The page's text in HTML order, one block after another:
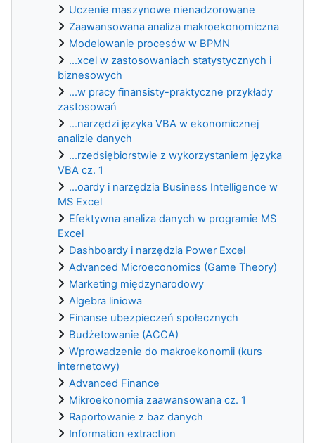
Uczenie maszynowe nienadzorowane
Zaawansowana analiza makroekonomiczna
Modelowanie procesów w BPMN
...xcel w zastosowaniach statystycznych i
biznesowych
...w pracy finansisty-praktyczne przykłady
zastosowań
...narzędzi języka VBA w ekonomicznej
analizie danych
...rzedsiębiorstwie z wykorzystaniem języka
VBA cz. 1
...oardy i narzędzia Business Intelligence w
MS Excel
Efektywna analiza danych w programie MS
Excel
Dashboardy i narzędzia Power Excel
Advanced Microeconomics (Game Theory)
Marketing międzynarodowy
Algebra liniowa
Finanse ubezpieczeń społecznych
Budżetowanie (ACCA)
Wprowadzenie do makroekonomii (kurs
internetowy)
Advanced Finance
Mikroekonomia zaawansowana cz. 1
Raportowanie z baz danych
Information extraction